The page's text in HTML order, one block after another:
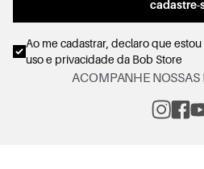
cadastre-
Ao me cadastrar, declaro que
uso e privacidadeda Bob Store
ACOMPANHE NOSSAS